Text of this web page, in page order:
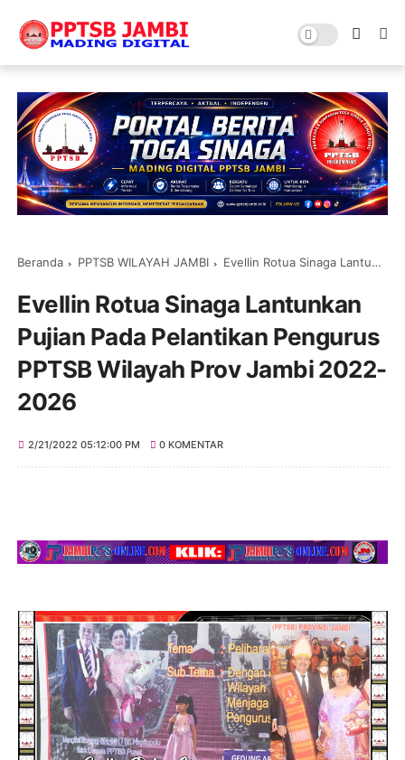
Beranda PPTSB WILAYAH JAMBI Evellin Rotua Sinaga Lantunkan Pujian Pada Pelantikan Pengurus PPTSB Wilayah Prov Jambi 2022-2026
Evellin Rotua Sinaga Lantunkan
Pujian Pada Pelantikan Pengurus
PPTSB Wilayah Prov Jambi 2022-
2026
2/21/2022 05:12:00 PM 0 KOMENTAR